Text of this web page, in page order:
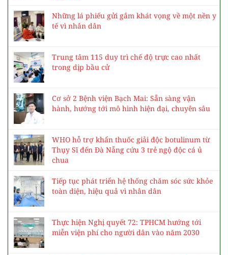
Những lá phiếu gửi gắm khát vọng về một nền y
tế vì nhân dân
Trung tâm 115 duy trì chế độ trực cao nhất
trong dịp bầu cử
Cơ sở 2 Bệnh viện Bạch Mai: Sẵn sàng vận
hành, hướng tới mô hình hiện đại, chuyên sâu
WHO hỗ trợ khẩn thuốc giải độc botulinum từ
Thụy Sĩ đến Đà Nẵng cứu 3 trẻ ngộ độc cá ủ
chua
Tiếp tục phát triển hệ thống chăm sóc sức khỏe
toàn diện, hiệu quả vì nhân dân
Thực hiện Nghị quyết 72: TPHCM hướng tới
miễn viện phí cho người dân vào năm 2030